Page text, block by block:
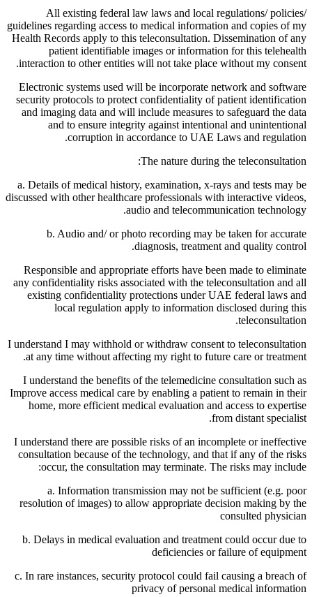
All existing federal law laws and local regulations/ policies/
guidelines regarding access to medical information and copies of my
Health Records apply to this teleconsultation. Dissemination of any
patient identifiable images or information for this telehealth
interaction to other entities will not take place without my consent.
Electronic systems used will be incorporate network and software
security protocols to protect confidentiality of patient identification
and imaging data and will include measures to safeguard the data
and to ensure integrity against intentional and unintentional
corruption in accordance to UAE Laws and regulation.
The nature during the teleconsultation:
a. Details of medical history, examination, x-rays and tests may be
discussed with other healthcare professionals with interactive videos,
audio and telecommunication technology.
b. Audio and/ or photo recording may be taken for accurate
diagnosis, treatment and quality control.
Responsible and appropriate efforts have been made to eliminate
any confidentiality risks associated with the teleconsultation and all
existing confidentiality protections under UAE federal laws and
local regulation apply to information disclosed during this
teleconsultation.
I understand I may withhold or withdraw consent to teleconsultation
at any time without affecting my right to future care or treatment.
I understand the benefits of the telemedicine consultation such as
Improve access medical care by enabling a patient to remain in their
home, more efficient medical evaluation and access to expertise
from distant specialist.
I understand there are possible risks of an incomplete or ineffective
consultation because of the technology, and that if any of the risks
occur, the consultation may terminate. The risks may include:
a. Information transmission may not be sufficient (e.g. poor
resolution of images) to allow appropriate decision making by the
consulted physician
b. Delays in medical evaluation and treatment could occur due to
deficiencies or failure of equipment
c. In rare instances, security protocol could fail causing a breach of
privacy of personal medical information